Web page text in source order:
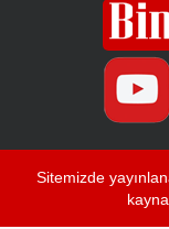
Sitemizde